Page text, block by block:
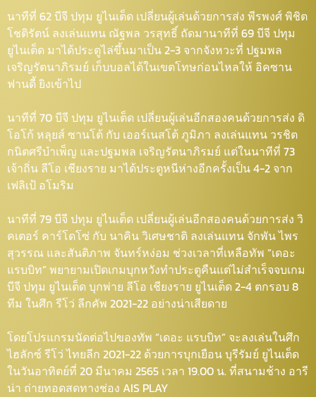
นาทีที่ 62 บีจี ปทุม ยูไนเต็ด เปลี่ยนผู้เล่นด้วยการส่ง พีรพงศ์ พิชิต
โชติรัตน์ ลงเล่นแทน ณัฐพล วรสุทธิ์ ถัดมานาทีที่ 69 บีจี ปทุม
ยูไนเต็ด มาได้ประตูไล่ขึ้นมาเป็น 2-3 จากจังหวะที่ ปฐมพล
เจริญรัตนาภิรมย์ เก็บบอลได้ในเขตโทษก่อนไหลให้ อิคซาน
ฟานดี้ ยิงเข้าไป
นาทีที่ 70 บีจี ปทุม ยูไนเต็ด เปลี่ยนผู้เล่นอีกสองคนด้วยการส่ง ดิ
โอโก้ หลุยส์ ซานโต้ กับ เออร์เนสโต้ ภูมิภา ลงเล่นแทน วรชิต
กนิตศรีบำเพ็ญ และปฐมพล เจริญรัตนาภิรมย์ แต่ในนาทีที่ 73
เจ้าถิ่น ลีโอ เชียงราย มาได้ประตูหนีห่างอีกครั้งเป็น 4-2 จาก
เฟลิเป้ อโมริม
นาทีที่ 79 บีจี ปทุม ยูไนเต็ด เปลี่ยนผู้เล่นอีกสองคนด้วยการส่ง วิ
คเตอร์ คาร์โดโซ่ กับ นาคิน วิเศษชาติ ลงเล่นแทน จักพัน ไพร
สุวรรณ และสันติภาพ จันทร์หง่อม ช่วงเวลาที่เหลือทัพ “เดอะ
แรบบิท” พยายามเปิดเกมบุกหวังทำประตูคืนแต่ไม่สำเร็จจบเกม
บีจี ปทุม ยูไนเต็ด บุกพ่าย ลีโอ เชียงราย ยูไนเต็ด 2-4 ตกรอบ 8
ทีม ในศึก รีโว่ ลีกคัพ 2021-22 อย่างน่าเสียดาย
โดยโปรแกรมนัดต่อไปของทัพ “เดอะ แรบบิท” จะลงเล่นในศึก
ไฮลักซ์ รีโว่ ไทยลีก 2021-22 ด้วยการบุกเยือน บุรีรัมย์ ยูไนเต็ด
ในวันอาทิตย์ที่ 20 มีนาคม 2565 เวลา 19.00 น. ที่สนามช้าง อารี
น่า ถ่ายทอดสดทางช่อง AIS PLAY